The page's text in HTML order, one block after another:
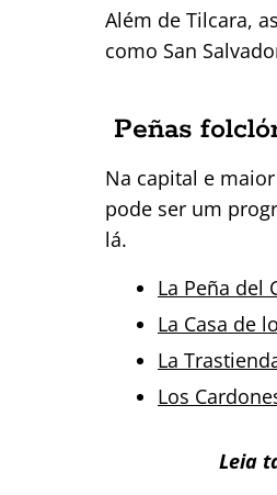
Além de Tilcara,
como San
Peñas
Na capital e
pode ser um
lá.
La Peña del
La Casa de
La
Los
Leia